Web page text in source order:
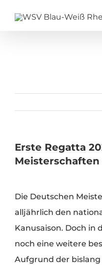
Inhalt
Erste Regatta
grösseres
Bild
Die Deutschen
alljährlich den
Kanusaison. Doch in
noch eine weitere
Aufgrund der